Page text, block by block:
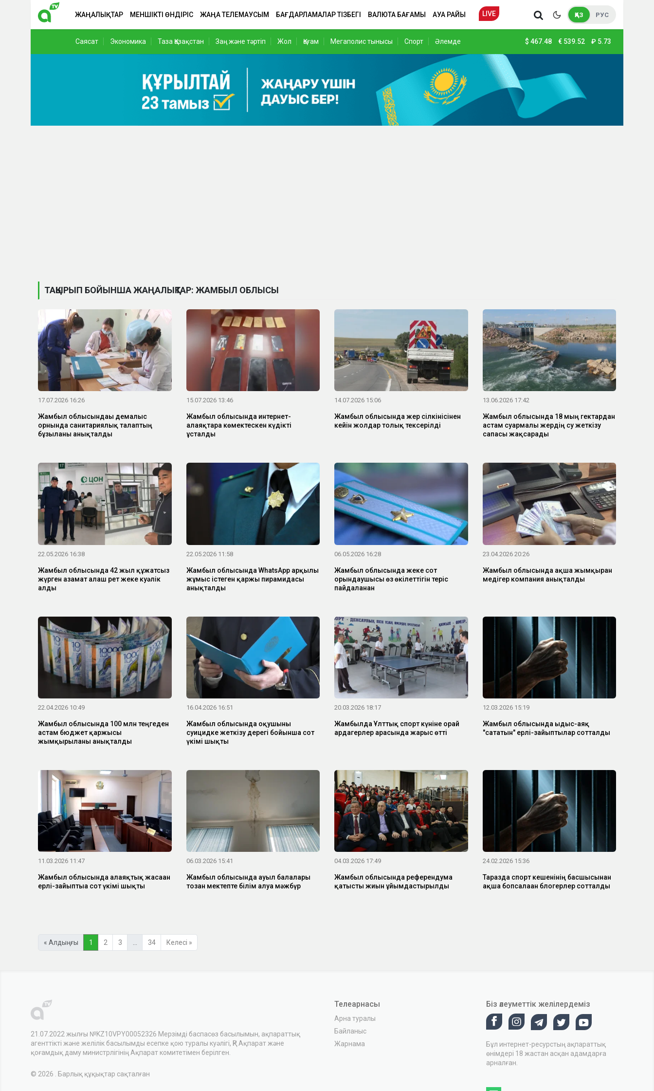
ЖАҢАЛЫҚТАР МЕНШІКТІ ӨНДІРІС ЖАҢА ТЕЛЕМАУСЫМ БАҒДАРЛАМАЛАР ТІЗБЕГІ ВАЛЮТА БАҒАМЫ АУА РАЙЫ LIVE ҚАЗ РУС
Саясат Экономика Таза Қазақстан Заң және тәртіп Жол Қоғам Мегаполис тынысы Спорт Әлемде $ 467.48 € 539.52 ₽ 5.73
ТАҚЫРЫП БОЙЫНША ЖАҢАЛЫҚТАР: ЖАМБЫЛ ОБЛЫСЫ
17.07.2026 16:26
Жамбыл облысындағы демалыс
орнында санитариялық талаптың
бұзылғаны анықталды
15.07.2026 13:46
Жамбыл облысында интернет-
алаяқтарға көмектескен күдікті
ұсталды
14.07.2026 15:06
Жамбыл облысында жер сілкінісінен
кейін жолдар толық тексерілді
13.06.2026 17:42
Жамбыл облысында 18 мың гектардан
астам суармалы жердің су жеткізу
сапасы жақсарады
22.05.2026 16:38
Жамбыл облысында 42 жыл құжатсыз
жүрген азамат алғаш рет жеке куәлік
алды
22.05.2026 11:58
Жамбыл облысында WhatsApp арқылы
жұмыс істеген қаржы пирамидасы
анықталды
06.05.2026 16:28
Жамбыл облысында жеке сот
орындаушысы өз өкілеттігін теріс
пайдаланған
23.04.2026 20:26
Жамбыл облысында ақша жымқырған
медігер компания анықталды
22.04.2026 10:49
Жамбыл облысында 100 млн теңгеден
астам бюджет қаржысы
жымқырылғаны анықталды
16.04.2026 16:51
Жамбыл облысында оқушыны
суицидке жеткізу дерегі бойынша сот
үкімі шықты
20.03.2026 18:17
Жамбылда Ұлттық спорт күніне орай
ардагерлер арасында жарыс өтті
12.03.2026 15:19
Жамбыл облысында ыдыс-аяқ
"сататын" ерлі-зайыптылар сотталды
11.03.2026 11:47
Жамбыл облысында алаяқтық жасаған
ерлі-зайыптыға сот үкімі шықты
06.03.2026 15:41
Жамбыл облысында ауыл балалары
тозған мектепте білім алуға мәжбүр
04.03.2026 17:49
Жамбыл облысында референдумға
қатысты жиын ұйымдастырылды
24.02.2026 15:36
Таразда спорт кешенінің басшысынан
ақша бопсалаған блогерлер сотталды
« Алдыңғы 1 2 3 34 Келесі »
21.07.2022 жылғы №KZ10VPY00052326 Мерзімді баспасөз басылымын, ақпараттық
агенттікті және желілік басылымды есепке қою туралы куәлігі, ҚР Ақпарат және
қоғамдық даму министрлігінің Ақпарат комитетімен берілген.
© 2026 . Барлық құқықтар сақталған
Телеарнасы
Арна туралы
Байланыс
Жарнама
Біз әлеуметтік желілердеміз
Бұл интернет-ресурстың ақпараттық
өнімдері 18 жастан асқан адамдарға
арналған.